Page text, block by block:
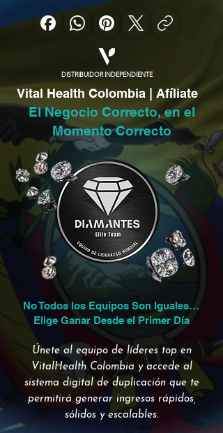
DISTRIBUIDOR INDEPENDIENTE
Vital Health Colombia | Afíliate
El Negocio Correcto, en el
Momento Correcto
No Todos los Equipos Son Iguales…
Elige Ganar Desde el Primer Día
Únete al equipo de líderes top en
VitalHealth Colombia y accede al
sistema digital de duplicación que te
permitirá generar ingresos rápidos,
sólidos y escalables.